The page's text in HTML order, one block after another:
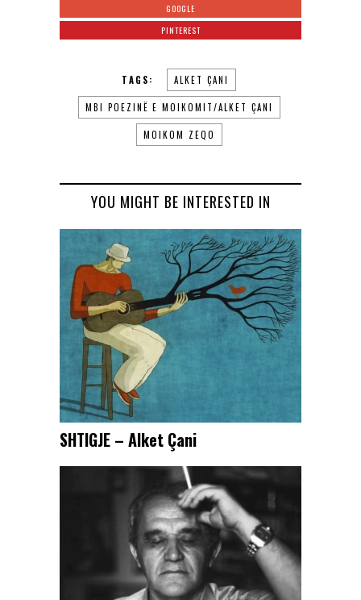
GOOGLE
PINTEREST
TAGS: ALKET ÇANI
MBI POEZINË E MOIKOMIT/ALKET ÇANI
MOIKOM ZEQO
YOU MIGHT BE INTERESTED IN
SHTIGJE – Alket Çani